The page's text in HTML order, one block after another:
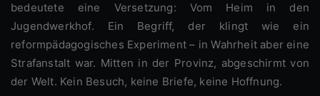
bedeutete eine Versetzung: Vom Heim in den
Jugendwerkhof. Ein Begriff, der klingt wie ein
reformpädagogisches Experiment – in Wahrheit aber eine
Strafanstalt war. Mitten in der Provinz, abgeschirmt von
der Welt. Kein Besuch, keine Briefe, keine Hoffnung.